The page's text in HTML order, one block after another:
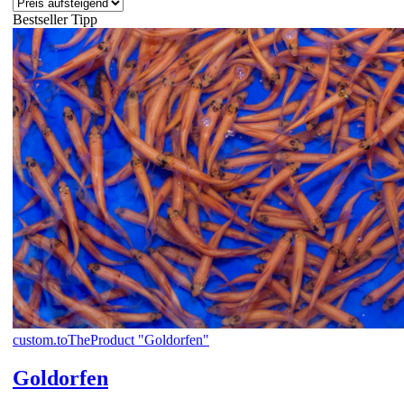
BestsellerTipp
custom.toTheProduct "Goldorfen"
Goldorfen